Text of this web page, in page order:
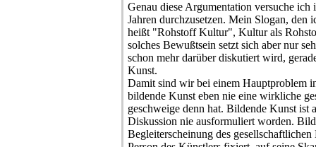
Genau diese Argumentation versuche
Jahren durchzusetzen. Mein Slogan, den
heißt "Rohstoff Kultur", Kultur als
solches Bewußtsein setzt sich aber nur
schon mehr darüber diskutiert wird,
Kunst.
Damit sind wir bei einem Hauptproblem
bildende Kunst eben nie eine wirkliche
geschweige denn hat. Bildende Kunst ist
Diskussion nie ausformuliert worden.
Begleiterscheinung des